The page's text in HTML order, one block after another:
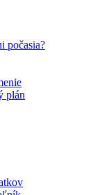
počasia?
plán